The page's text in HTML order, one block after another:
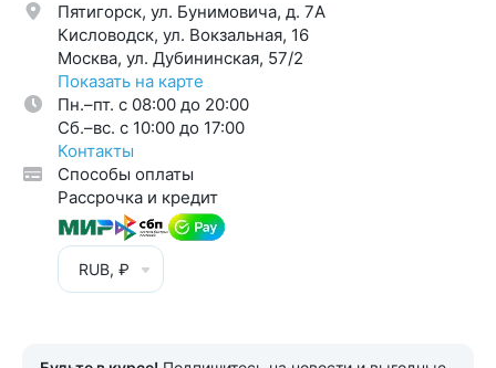
Пятигорск, ул. Бунимовича, д. 7A
Кисловодск, ул. Вокзальная, 16
Москва, ул. Дубининская, 57/2
Показать на карте
Пн.–пт. с 08:00 до 20:00
Cб.–вс. с 10:00 до 17:00
Контакты
Способы оплаты
Рассрочка и кредит
RUB, ₽